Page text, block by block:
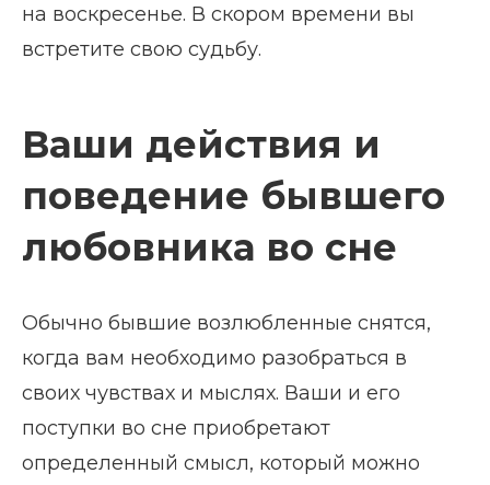
на воскресенье. В скором времени вы
встретите свою судьбу.
Ваши действия и
поведение бывшего
любовника во сне
Обычно бывшие возлюбленные снятся,
когда вам необходимо разобраться в
своих чувствах и мыслях. Ваши и его
поступки во сне приобретают
определенный смысл, который можно